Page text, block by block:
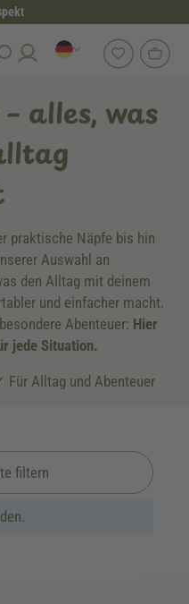
alles, was
praktische Näpfe bis hin
Auswahl an
den Alltag mit deinem
und einfacher macht.
Abenteuer: Hier
jede Situation.
Alltag und Abenteuer
filtern